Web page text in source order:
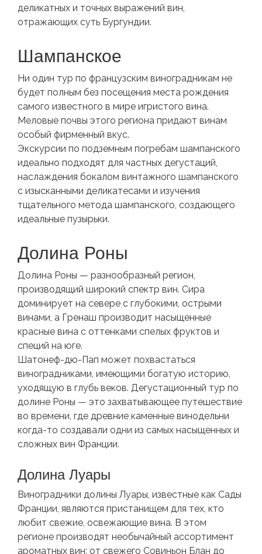
деликатных и точных выражений вин,
отражающих суть Бургундии.
Шампанское
Ни один тур по французским виноградникам не
будет полным без посещения места рождения
самого известного в мире игристого вина.
Меловые почвы этого региона придают винам
особый фирменный вкус.
Экскурсии по подземным погребам шампанского
идеально подходят для частных дегустаций,
наслаждения бокалом винтажного шампанского
с изысканными деликатесами и изучения
тщательного метода шампанского, создающего
идеальные пузырьки.
Долина Роны
Долина Роны — разнообразный регион,
производящий широкий спектр вин. Сира
доминирует на севере с глубокими, острыми
винами, а Гренаш производит насыщенные
красные вина с оттенками спелых фруктов и
специй на юге.
Шатонеф-дю-Пап может похвастаться
виноградниками, имеющими богатую историю,
уходящую в глубь веков. Дегустационный тур по
долине Роны — это захватывающее путешествие
во времени, где древние каменные винодельни
когда-то создавали одни из самых насыщенных и
сложных вин Франции.
Долина Луары
Виноградники долины Луары, известные как Сады
Франции, являются пристанищем для тех, кто
любит свежие, освежающие вина. В этом
регионе производят необычайный ассортимент
ароматных вин: от свежего Совиньон Блан до